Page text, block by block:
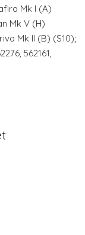
Mk I (A)
Mk V (H)
Mk II (B) (S10);
562161,